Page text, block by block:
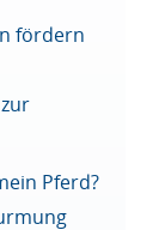
fördern
Pferd?